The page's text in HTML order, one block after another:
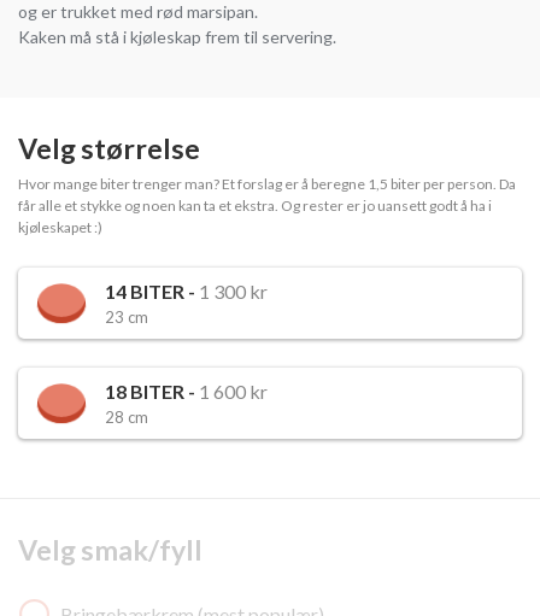
og er trukket med rød marsipan.
Kaken må stå i kjøleskap frem til servering.
Velg størrelse
Hvor mange biter trenger man? Et forslag er å beregne 1,5 biter per person. Da
får alle et stykke og noen kan ta et ekstra. Og rester er jo uansett godt å ha i
kjøleskapet :)
14 BITER - 1 300 kr
23 cm
18 BITER - 1 600 kr
28 cm
Velg smak/fyll